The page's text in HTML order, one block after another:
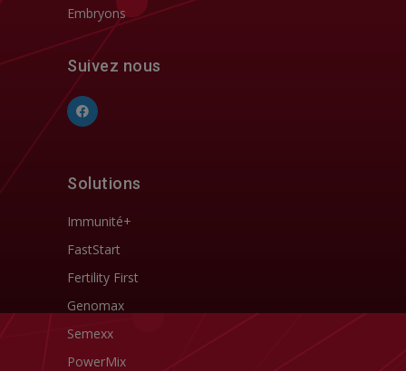
Embryons
Suivez nous
Solutions
Immunité+
FastStart
Fertility First
Genomax
Semexx
PowerMix